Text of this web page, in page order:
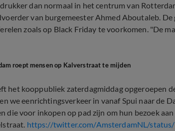
dan normaal in het centrum van
van burgemeester Ahmed Aboutaleb.
zoals op Black Friday te voorkomen. "De
roept mensen op Kalverstraat te mijden
het kooppubliek zaterdagmiddag opgeroepen
we eenrichtingsverkeer in vanaf Spui naar de
die voor inkopen op pad zijn om hun bezoek
https://twitter.com/AmsterdamNL/